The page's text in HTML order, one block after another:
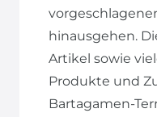
hinausgehen.
Artikel sowie
Produkte und
Bartagamen-